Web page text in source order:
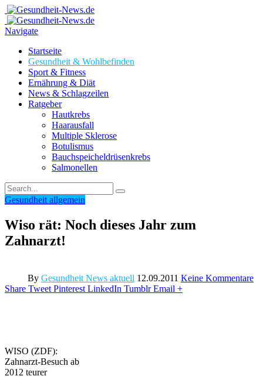
Navigate
Startseite
Gesundheit & Wohlbefinden
Sport & Fitness
Ernährung & Diät
News & Schlagzeilen
Ratgeber
Hautkrebs
Haarausfall
Multiple Sklerose
Botulismus
Bauchspeicheldrüsenkrebs
Salmonellen
Gesundheit allgemein
Wiso rät: Noch dieses Jahr zum
Zahnarzt!
By Gesundheit News aktuell 12.09.2011 Keine Kommentare
Share Tweet Pinterest LinkedIn Tumblr Email +
WISO (ZDF):
Zahnarzt-Besuch ab
2012 teurer